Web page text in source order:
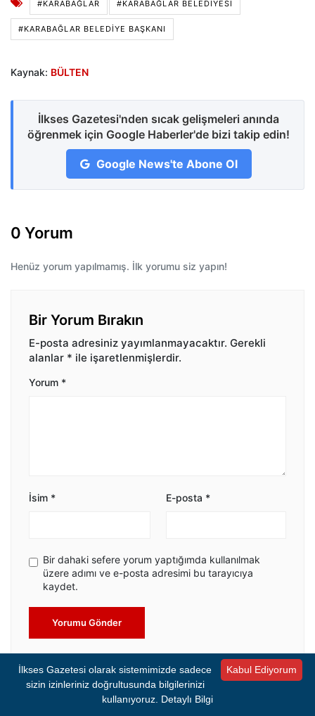
#KARABAĞLAR #KARABAĞLAR BELEDIYESI
#KARABAĞLAR BELEDIYE BAŞKANI
Kaynak: BÜLTEN
İlkses Gazetesi'nden sıcak gelişmeleri anında
öğrenmek için Google Haberler'de bizi takip edin!
Google News'te Abone Ol
0 Yorum
Henüz yorum yapılmamış. İlk yorumu siz yapın!
Bir Yorum Bırakın
E-posta adresiniz yayımlanmayacaktır. Gerekli
alanlar * ile işaretlenmişlerdir.
Yorum *
İsim * E-posta *
Bir dahaki sefere yorum yaptığımda kullanılmak
üzere adımı ve e-posta adresimi bu tarayıcıya
kaydet.
Yorumu Gönder
Kabul Ediyorum
İlkses Gazetesi olarak sistemimizde sadece
sizin izinleriniz doğrultusunda bilgilerinizi
kullanıyoruz. Detaylı Bilgi